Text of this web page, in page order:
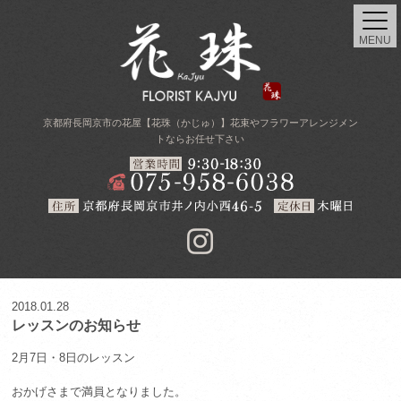
京都府長岡京市の花屋【花珠（かじゅ）】花束やフラワーアレンジメン
トならお任せ下さい
MENU
2018.01.28
レッスンのお知らせ
2月7日・8日のレッスン
おかげさまで満員となりました。